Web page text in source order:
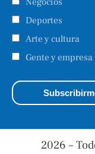
Deportes
Arte y cultura
Gente y empresa
2026 –